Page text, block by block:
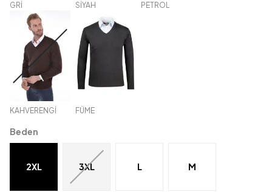
GRİ SİYAH PETROL
KAHVERENGİ FÜME
Beden
2XL 3XL L M